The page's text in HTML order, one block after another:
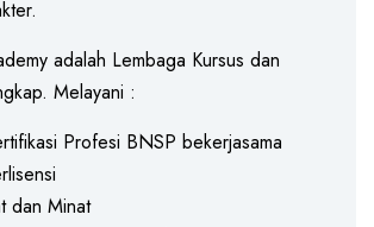
adalah Lembaga Kursus dan
Melayani :
Profesi BNSP bekerjasama
dan Minat